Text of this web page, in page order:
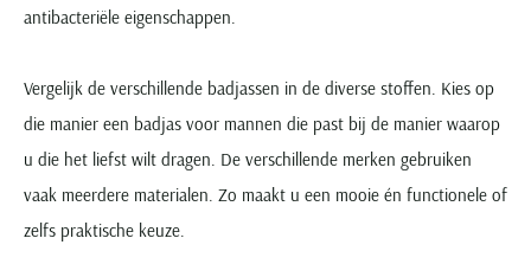
antibacteriële eigenschappen.
Vergelijk de verschillende badjassen in de diverse stoffen. Kies op
die manier een badjas voor mannen die past bij de manier waarop
u die het liefst wilt dragen. De verschillende merken gebruiken
vaak meerdere materialen. Zo maakt u een mooie én functionele of
zelfs praktische keuze.